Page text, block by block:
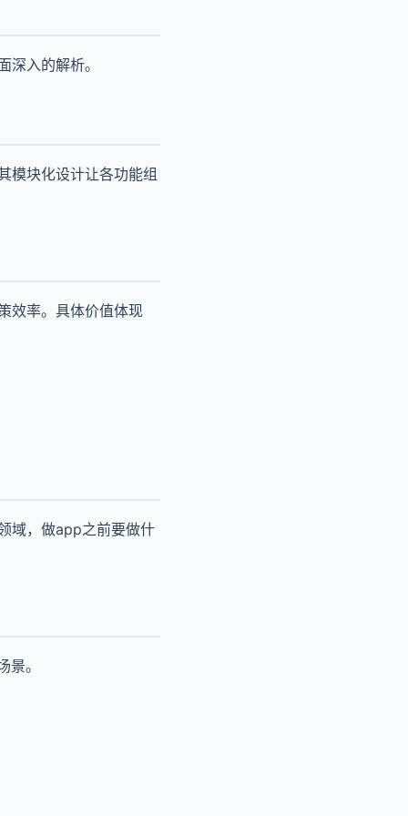
入的解析。
模块化设计让各功能组
效率。具体价值体现
域，做app之前要做什
。